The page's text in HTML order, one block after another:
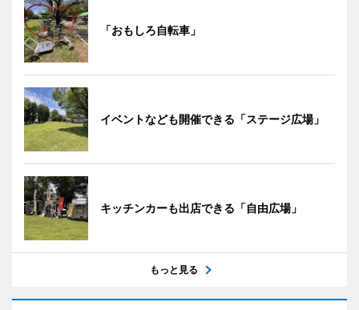
「おもしろ自転車」
イベントなども開催できる「ステージ広場」
キッチンカーも出店できる「自由広場」
もっと見る